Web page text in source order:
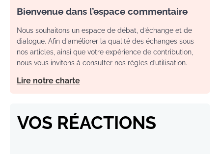
Bienvenue dans l’espace commentaire
Nous souhaitons un espace de débat, d’échange et de
dialogue. Afin d'améliorer la qualité des échanges sous
nos articles, ainsi que votre expérience de contribution,
nous vous invitons à consulter nos règles d’utilisation.
Lire notre charte
VOS RÉACTIONS